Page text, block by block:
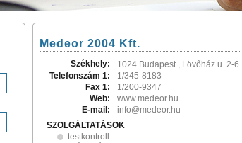
Medeor 2004 Kft.
Székhely:
1024 Budapest , Lövőház u. 2-6.
Telefonszám 1:
1/345-8183
Fax 1:
1/200-9347
Web:
www.medeor.hu
E-mail:
info@medeor.hu
SZOLGÁLTATÁSOK
testkontroll